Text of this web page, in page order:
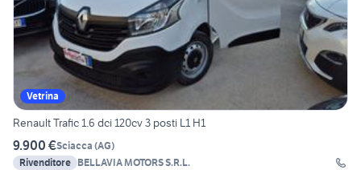
Vetrina
Renault Trafic 1.6 dci 120cv 3 posti L1 H1
9.900 €Sciacca (AG)
Rivenditore BELLAVIA MOTORS S.R.L.